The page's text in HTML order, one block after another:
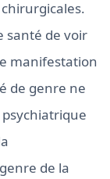
santé de voir
manifestation
de genre ne
psychiatrique
de la